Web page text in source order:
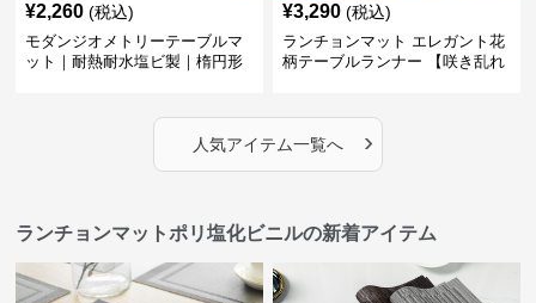
¥2,260 (税込)
モダンジオメトリーテーブルマ
ット｜耐熱耐水塩ビ製｜楕円形
¥3,290 (税込)
ランチョンマット エレガント花
柄テーブルランナー 【咲き乱れ
人気アイテム一覧へ ›
ランチョンマットポリ塩化ビニルの新着アイテム